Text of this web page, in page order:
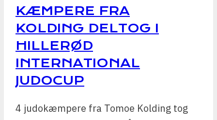
KÆMPERE FRA
KOLDING DELTOG I
HILLERØD
INTERNATIONAL
JUDOCUP
4 judokæmpere fra Tomoe Kolding tog